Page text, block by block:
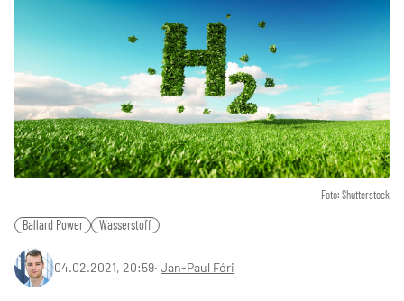
Foto: Shutterstock
Ballard Power Wasserstoff
04.02.2021, 20:59‧ Jan-Paul Fóri